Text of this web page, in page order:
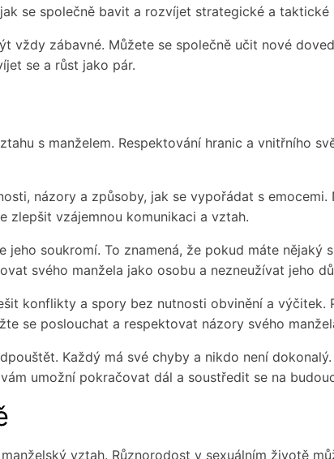
se společně bavit a rozvíjet strategické a taktické
vždy zábavné. Můžete se společně učit nové
se a růst jako pár.
s manželem. Respektování hranic a vnitřního
názory a způsoby, jak se vypořádat s
zlepšit vzájemnou komunikaci a vztah.
soukromí. To znamená, že pokud máte
svého manžela jako osobu a nezneužívat jeho
konflikty a spory bez nutnosti obvinění a
se poslouchat a respektovat názory svého
Každý má své chyby a nikdo není
umožní pokračovat dál a soustředit se na
vztah. Různorodost v sexuálním životě